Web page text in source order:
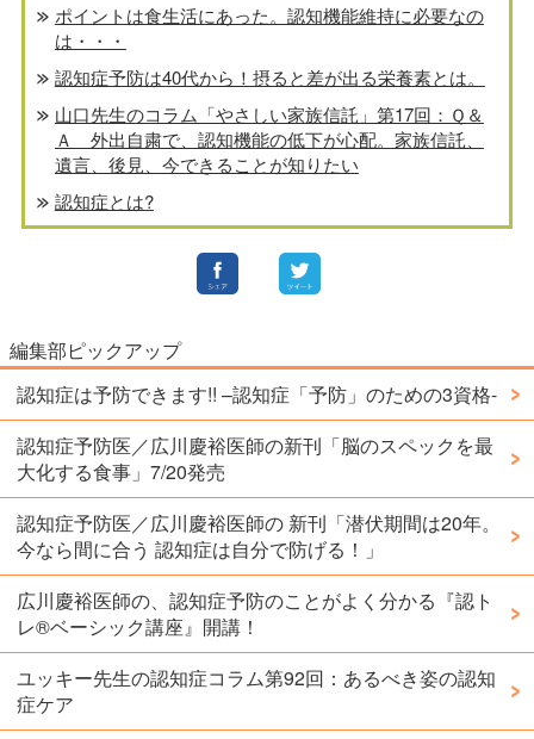
ポイントは食生活にあった。認知機能維持に必要なの
は・・・
認知症予防は40代から！摂ると差が出る栄養素とは。
山口先生のコラム「やさしい家族信託」第17回：Ｑ＆
Ａ 外出自粛で、認知機能の低下が心配。家族信託、
遺言、後見、今できることが知りたい
認知症とは?
編集部ピックアップ
認知症は予防できます!! –認知症「予防」のための3資格-
認知症予防医／広川慶裕医師の新刊「脳のスペックを最
大化する食事」7/20発売
認知症予防医／広川慶裕医師の 新刊「潜伏期間は20年。
今なら間に合う 認知症は自分で防げる！」
広川慶裕医師の、認知症予防のことがよく分かる『認ト
レ®️ベーシック講座』開講！
ユッキー先生の認知症コラム第92回：あるべき姿の認知
症ケア